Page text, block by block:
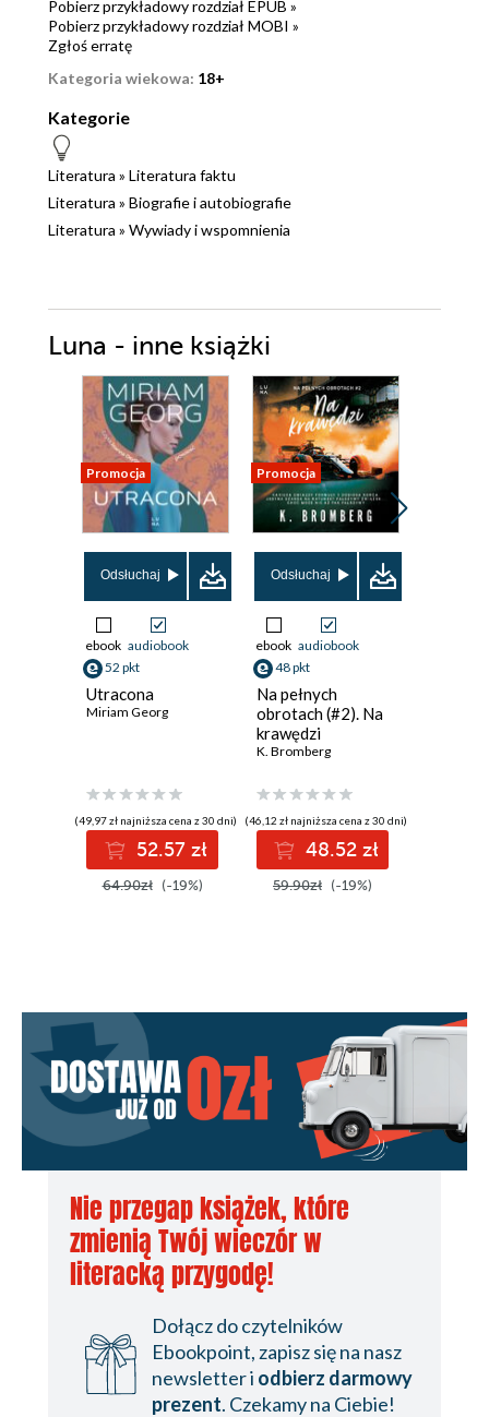
Pobierz przykładowy rozdział EPUB »
Pobierz przykładowy rozdział MOBI »
Zgłoś erratę
Kategoria wiekowa: 18+
Kategorie
Literatura » Literatura faktu
Literatura » Biografie i autobiografie
Literatura » Wywiady i wspomnienia
Luna - inne książki
Promocja
Odsłuchaj
ebook audiobook
52 pkt
Utracona
Miriam Georg
(49,97 zł najniższa cena z 30 dni)
52.57 zł
64.90zł (-19%)
Promocja
Odsłuchaj
ebook audiobook
48 pkt
Na pełnych
obrotach (#2). Na
krawędzi
K. Bromberg
(46,12 zł najniższa cena z 30 dni)
48.52 zł
59.90zł (-19%)
Nie przegap książek, które
zmienią Twój wieczór w
literacką przygodę!
Dołącz do czytelników
Ebookpoint, zapisz się na nasz
newsletter i odbierz darmowy
prezent. Czekamy na Ciebie!